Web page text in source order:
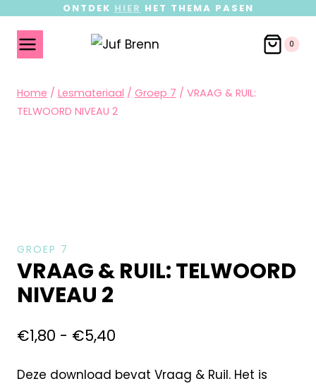
ONTDEK HIER HET THEMA PASEN
0
Home / Lesmateriaal / Groep 7 / VRAAG & RUIL:
TELWOORD NIVEAU 2
GROEP 7
VRAAG & RUIL: TELWOORD
NIVEAU 2
€1,80 - €5,40
Deze download bevat Vraag & Ruil. Het is